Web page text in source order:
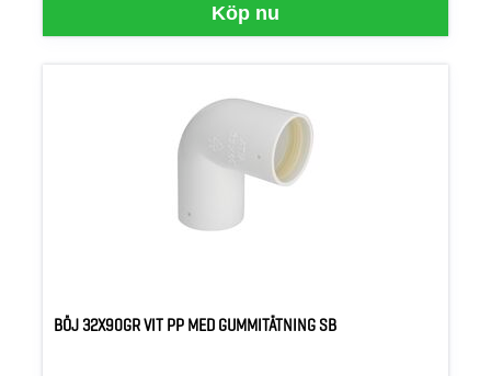
Köp nu
BÖJ 32X90GR VIT PP MED GUMMITÄTNING SB